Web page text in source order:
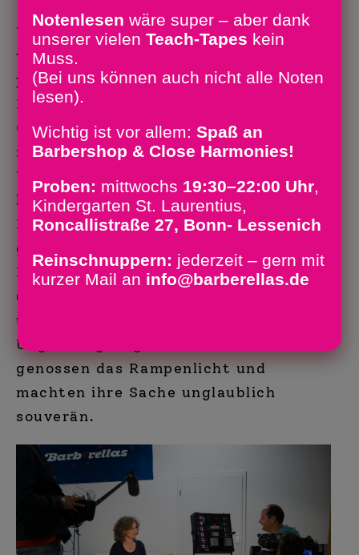
Wir hatten zwei Lieder für den WDR
vorbereitet „Sweet Dreams“ und „Can
you feel the love tonight“. Für „Sweet
Dreams“ hatten wir uns noch eine
Choreographie angeeignet, die unsere
neue Chorleitung, Frau Susanne
Unger-Kügler, für uns entwickelt
hatte.
Neben den Filmaufnahmen mit dem
ganzen Chor wurden noch drei
Interviews mit Claudia Lange
(Bariton) und Gisela Oerder (Bass)
und unserer Chorleiterin Susanne
Unger-Kügler geführt. Unsere Damen
genossen das Rampenlicht und
machten ihre Sache unglaublich
souverän.
Notenlesen wäre super – aber dank
unserer vielenTeach-Tapes kein
Muss.
(Bei uns können auch nicht alle Noten
lesen).
Wichtig ist vor allem:Spaß an
Barbershop & Close Harmonies!
Proben: mittwochs 19:30–22:00 Uhr,
Kindergarten St. Laurentius,
Roncallistraße 27, Bonn- Lessenich
Reinschnuppern: jederzeit – gern mit
kurzer Mail an info@barberellas.de